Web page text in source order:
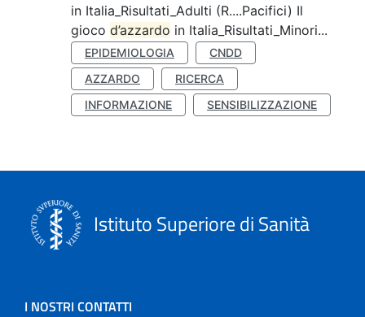
in Italia_Risultati_Adulti (R....Pacifici) Il
gioco d’azzardo in Italia_Risultati_Minori...
EPIDEMIOLOGIA
CNDD
AZZARDO
RICERCA
INFORMAZIONE
SENSIBILIZZAZIONE
Istituto Superiore di Sanità
I NOSTRI CONTATTI